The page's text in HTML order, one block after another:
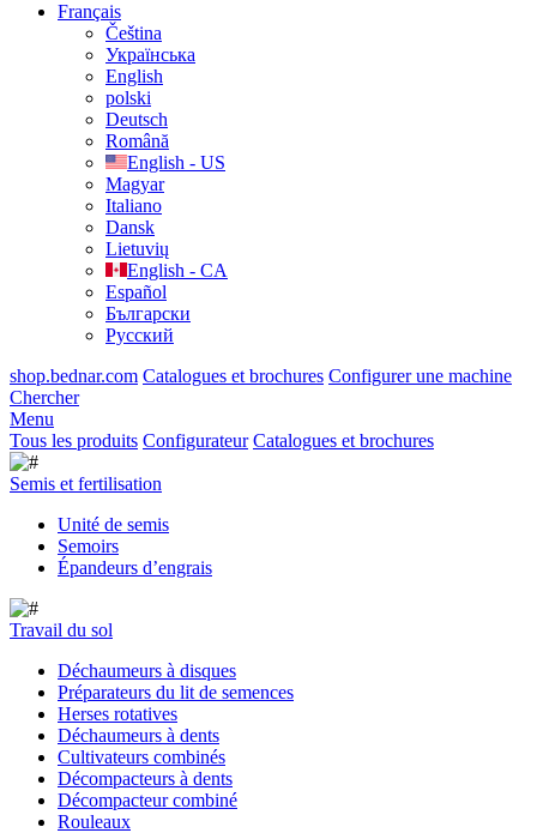
Français
Čeština
Українська
English
polski
Deutsch
Română
English - US
Magyar
Italiano
Dansk
Lietuvių
English - CA
Español
Български
Русский
shop.bednar.com Catalogues et brochures Configurer une machine
Chercher
Menu
Tous les produits Configurateur Catalogues et brochures
Semis et fertilisation
Unité de semis
Semoirs
Épandeurs d’engrais
Travail du sol
Déchaumeurs à disques
Préparateurs du lit de semences
Herses rotatives
Déchaumeurs à dents
Cultivateurs combinés
Décompacteurs à dents
Décompacteur combiné
Rouleaux